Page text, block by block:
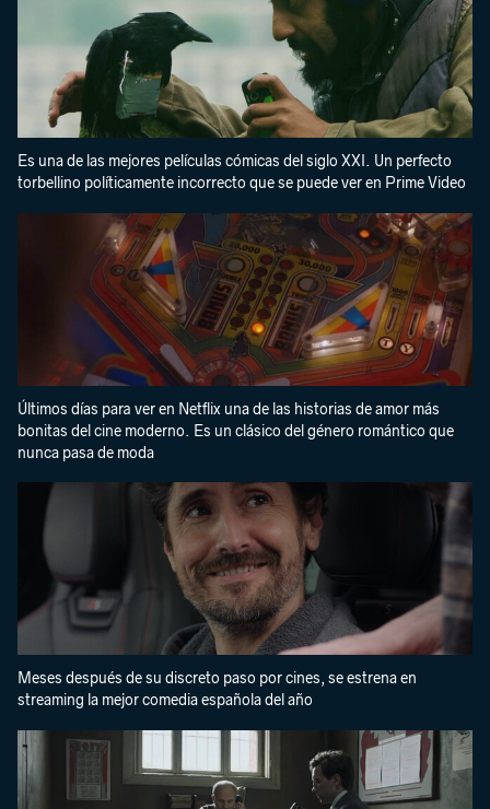
Es una de las mejores películas cómicas del siglo XXI. Un perfecto
torbellino políticamente incorrecto que se puede ver en Prime Video
Últimos días para ver en Netflix una de las historias de amor más
bonitas del cine moderno. Es un clásico del género romántico que
nunca pasa de moda
Meses después de su discreto paso por cines, se estrena en
streaming la mejor comedia española del año